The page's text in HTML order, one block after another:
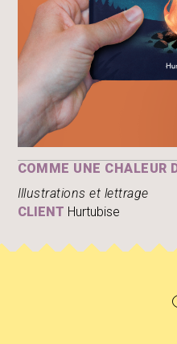
COMME UNE CHALEUR
Illustrations et lettrage
CLIENT Hurtubise